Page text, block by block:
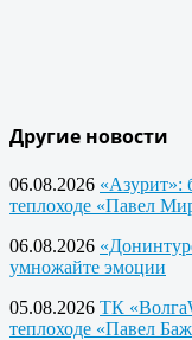
Другие новости
06.08.2026 «Азурит»:
теплоходе «Павел
06.08.2026
умножайте эмоции
05.08.2026 ТК
теплоходе «Павел